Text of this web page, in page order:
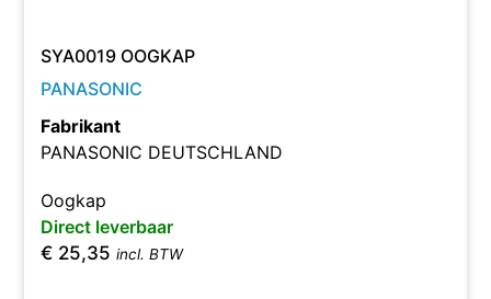
SYA0019 OOGKAP
PANASONIC
Fabrikant
PANASONIC DEUTSCHLAND
Oogkap
Direct leverbaar
€ 25,35 incl. BTW